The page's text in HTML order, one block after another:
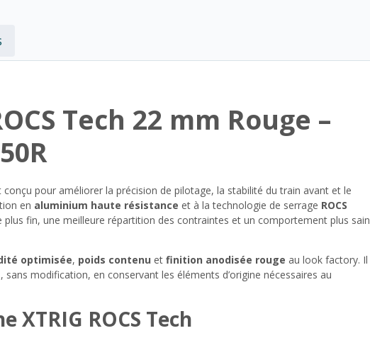
Tech 22 mm Rouge –
pour améliorer la précision de pilotage, la stabilité du train avant et le
en aluminium haute résistance et à la technologie de serrage ROCS
fin, une meilleure répartition des contraintes et un comportement plus sain
optimisée, poids contenu etfinition anodisée rouge au look factory. Il
modification, en conservant les éléments d’origine nécessaires au
XTRIG ROCS Tech